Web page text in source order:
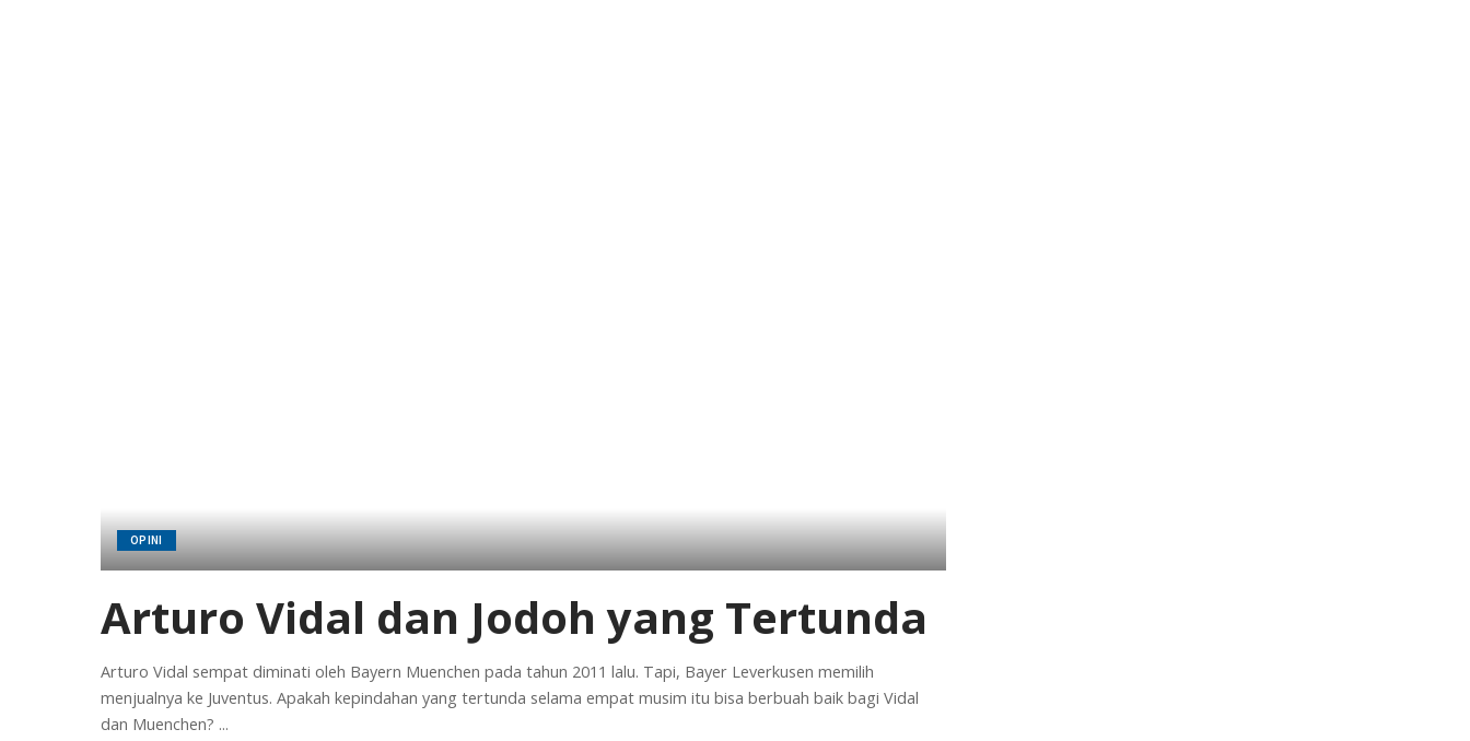
OPINI
Arturo Vidal dan Jodoh yang Tertunda
Arturo Vidal sempat diminati oleh Bayern Muenchen pada tahun 2011 lalu. Tapi, Bayer Leverkusen memilih
menjualnya ke Juventus. Apakah kepindahan yang tertunda selama empat musim itu bisa berbuah baik bagi Vidal
dan Muenchen? ...